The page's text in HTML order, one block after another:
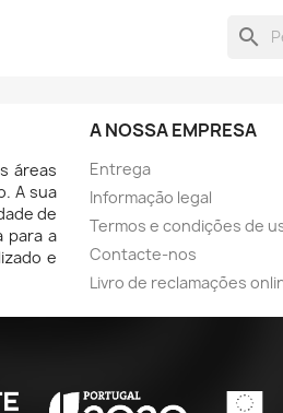
Cancelar Create
save products in your wishlist.search
áreas
A sua
de
para a
e
A NOSSA EMPRESA
Entrega
Informação legal
Termos e condições de
Contacte-nos
Livro de reclamações